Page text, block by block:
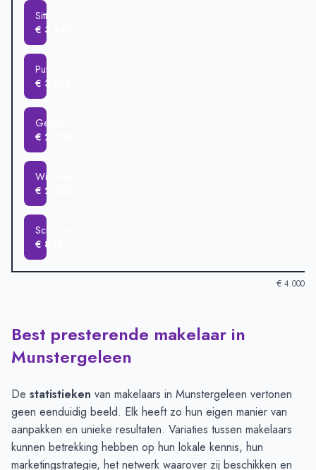
Sittard
€ 3.242
Puth
€ 3.123
Geleen
€ 2.735
Windraak
€ 2.322
Schinnen
€ 843
€ 4.000
Verkoopprijzen in andere plaatsen per m2-Afgelopen 3
Plaats
Munstergeleen
€ 3.274
Sittard
€ 3.242
Puth
€ 3.123
Geleen
€ 2.735
Windraak
€ 2.322
Best presterende makelaar in
Munstergeleen
De statistieken van makelaars in Munstergeleen vertonen
geen eenduidig beeld. Elk heeft zo hun eigen manier van
aanpakken en unieke resultaten. Variaties tussen makelaars
kunnen betrekking hebben op hun lokale kennis, hun
marketingstrategie, het netwerk waarover zij beschikken en